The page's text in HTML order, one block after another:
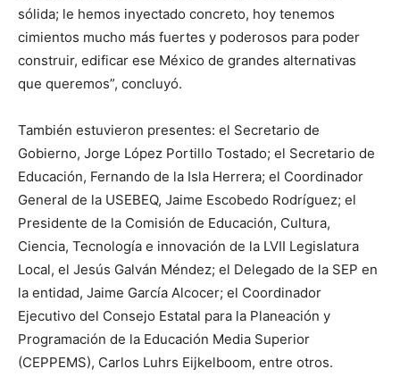
sólida; le hemos inyectado concreto, hoy tenemos
cimientos mucho más fuertes y poderosos para poder
construir, edificar ese México de grandes alternativas
que queremos”, concluyó.
También estuvieron presentes: el Secretario de
Gobierno, Jorge López Portillo Tostado; el Secretario de
Educación, Fernando de la Isla Herrera; el Coordinador
General de la USEBEQ, Jaime Escobedo Rodríguez; el
Presidente de la Comisión de Educación, Cultura,
Ciencia, Tecnología e innovación de la LVII Legislatura
Local, el Jesús Galván Méndez; el Delegado de la SEP en
la entidad, Jaime García Alcocer; el Coordinador
Ejecutivo del Consejo Estatal para la Planeación y
Programación de la Educación Media Superior
(CEPPEMS), Carlos Luhrs Eijkelboom, entre otros.